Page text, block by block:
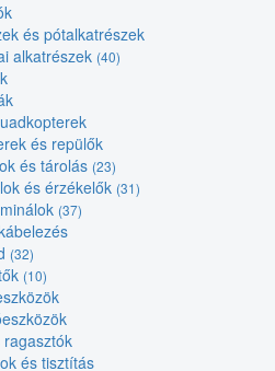
és pótalkatrészek
alkatrészek (40)
és repülők
és tárolás (23)
és érzékelők (31)
(37)
(32)
(10)
és tisztítás